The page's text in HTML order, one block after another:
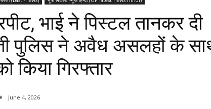
भाई ने पिस्टल तानकर दी
पुलिस ने अवैध असलहों के
किया गिरफ्तार
June 4, 2026